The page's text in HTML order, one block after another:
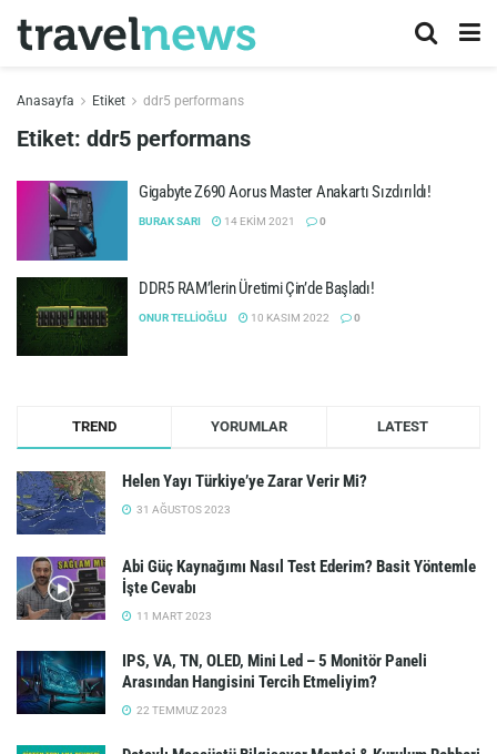
Anasayfa Etiket ddr5 performans
Etiket: ddr5 performans
Gigabyte Z690 Aorus Master Anakartı Sızdırıldı!
BURAK SARI 14 EKIM 2021 0
DDR5 RAM’lerin Üretimi Çin’de Başladı!
ONUR TELLIOĞLU 10 KASIM 2022 0
TREND YORUMLAR LATEST
Helen Yayı Türkiye’ye Zarar Verir Mi?
31 AĞUSTOS 2023
Abi Güç Kaynağımı Nasıl Test Ederim? Basit Yöntemle
İşte Cevabı
11 MART 2023
IPS, VA, TN, OLED, Mini Led – 5 Monitör Paneli
Arasından Hangisini Tercih Etmeliyim?
22 TEMMUZ 2023